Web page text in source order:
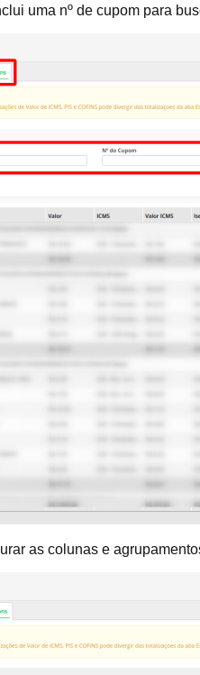
uma nº de cupom para
as colunas e